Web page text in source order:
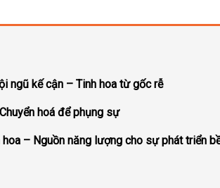
ngũ kế cận – Tinh hoa từ gốc rễ
hoá để phụng sự
– Nguồn năng lượng cho sự phát triển